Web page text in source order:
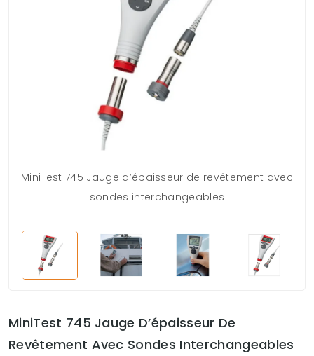
MiniTest 745 Jauge d’épaisseur de revêtement avec
sondes interchangeables
MiniTest 745 Jauge D’épaisseur De
Revêtement Avec Sondes Interchangeables